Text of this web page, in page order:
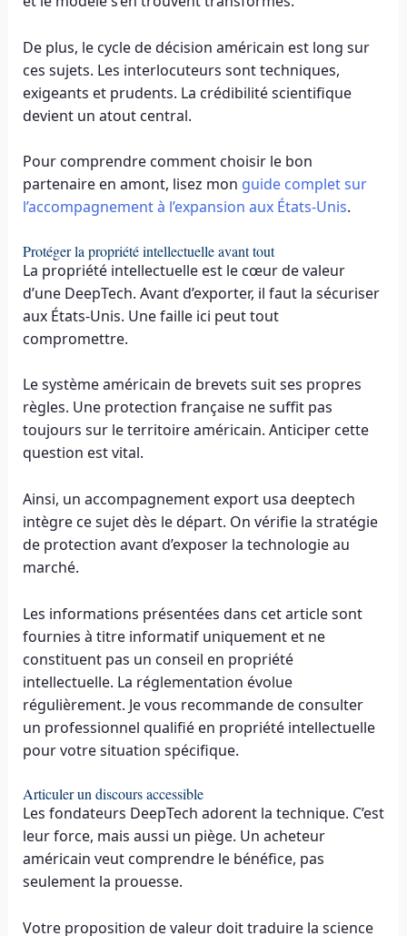
De plus, le cycle de décision américain est long sur
ces sujets. Les interlocuteurs sont techniques,
exigeants et prudents. La crédibilité scientifique
devient un atout central.
Pour comprendre comment choisir le bon
partenaire en amont, lisez mon guide complet sur
l’accompagnement à l’expansion aux États-Unis.
Protéger la propriété intellectuelle avant tout
La propriété intellectuelle est le cœur de valeur
d’une DeepTech. Avant d’exporter, il faut la sécuriser
aux États-Unis. Une faille ici peut tout
compromettre.
Le système américain de brevets suit ses propres
règles. Une protection française ne suffit pas
toujours sur le territoire américain. Anticiper cette
question est vital.
Ainsi, un accompagnement export usa deeptech
intègre ce sujet dès le départ. On vérifie la stratégie
de protection avant d’exposer la technologie au
marché.
Les informations présentées dans cet article sont
fournies à titre informatif uniquement et ne
constituent pas un conseil en propriété
intellectuelle. La réglementation évolue
régulièrement. Je vous recommande de consulter
un professionnel qualifié en propriété intellectuelle
pour votre situation spécifique.
Articuler un discours accessible
Les fondateurs DeepTech adorent la technique. C’est
leur force, mais aussi un piège. Un acheteur
américain veut comprendre le bénéfice, pas
seulement la prouesse.
Votre proposition de valeur doit traduire la science